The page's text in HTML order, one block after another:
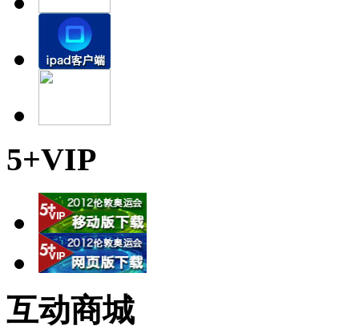
5+VIP
互动商城